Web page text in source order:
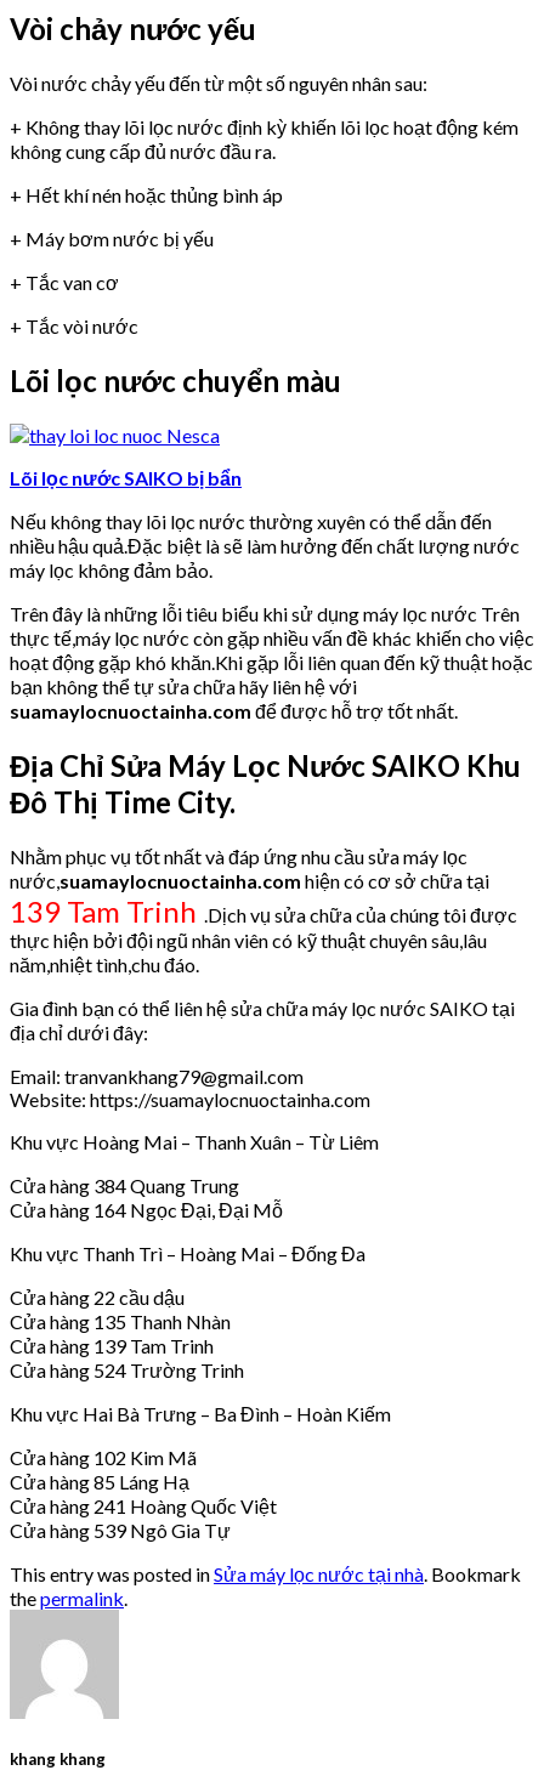
Vòi chảy nước yếu
Vòi nước chảy yếu đến từ một số nguyên nhân sau:
+ Không thay lõi lọc nước định kỳ khiến lõi lọc hoạt động kém
không cung cấp đủ nước đầu ra.
+ Hết khí nén hoặc thủng bình áp
+ Máy bơm nước bị yếu
+ Tắc van cơ
+ Tắc vòi nước
Lõi lọc nước chuyển màu
Lõi lọc nước SAIKO bị bẩn
Nếu không thay lõi lọc nước thường xuyên có thể dẫn đến
nhiều hậu quả.Đặc biệt là sẽ làm hưởng đến chất lượng nước
máy lọc không đảm bảo.
Trên đây là những lỗi tiêu biểu khi sử dụng máy lọc nước Trên
thực tế,máy lọc nước còn gặp nhiều vấn đề khác khiến cho việc
hoạt động gặp khó khăn.Khi gặp lỗi liên quan đến kỹ thuật hoặc
bạn không thể tự sửa chữa hãy liên hệ với
suamaylocnuoctainha.com để được hỗ trợ tốt nhất.
Địa Chỉ Sửa Máy Lọc Nước SAIKO Khu
Đô Thị Time City.
Nhằm phục vụ tốt nhất và đáp ứng nhu cầu sửa máy lọc
nước, suamaylocnuoctainha.com hiện có cơ sở chữa tại
139 Tam Trinh .Dịch vụ sửa chữa của chúng tôi được
thực hiện bởi đội ngũ nhân viên có kỹ thuật chuyên sâu,lâu
năm,nhiệt tình,chu đáo.
Gia đình bạn có thể liên hệ sửa chữa máy lọc nước SAIKO tại
địa chỉ dưới đây:
Email: tranvankhang79@gmail.com
Website: https://suamaylocnuoctainha.com
Khu vực Hoàng Mai – Thanh Xuân – Từ Liêm
Cửa hàng 384 Quang Trung
Cửa hàng 164 Ngọc Đại, Đại Mỗ
Khu vực Thanh Trì – Hoàng Mai – Đống Đa
Cửa hàng 22 cầu dậu
Cửa hàng 135 Thanh Nhàn
Cửa hàng 139 Tam Trinh
Cửa hàng 524 Trường Trinh
Khu vực Hai Bà Trưng – Ba Đình – Hoàn Kiếm
Cửa hàng 102 Kim Mã
Cửa hàng 85 Láng Hạ
Cửa hàng 241 Hoàng Quốc Việt
Cửa hàng 539 Ngô Gia Tự
This entry was posted inSửa máy lọc nước tại nhà . Bookmark
thepermalink
khang khang